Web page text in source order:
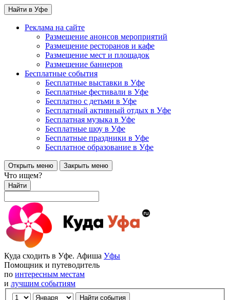
Найти в Уфе
Реклама на сайте
Размещение анонсов мероприятий
Размещение ресторанов и кафе
Размещение мест и площадок
Размещение баннеров
Бесплатные события
Бесплатные выставки в Уфе
Бесплатные фестивали в Уфе
Бесплатно с детьми в Уфе
Бесплатный активный отдых в Уфе
Бесплатная музыка в Уфе
Бесплатные шоу в Уфе
Бесплатные праздники в Уфе
Бесплатное образование в Уфе
Открыть меню Закрыть меню
Что ищем?
Найти
Куда сходить в Уфе. Афиша Уфы
Помощник и путеводитель
по интересным местам
и лучшим событиям